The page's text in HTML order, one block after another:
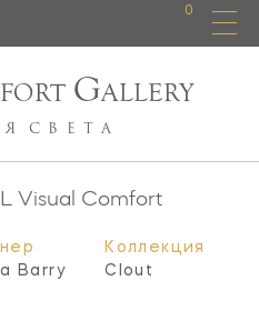
0
GALLERY
СВЕТА
Visual Comfort
Barry
Коллекция
Clout